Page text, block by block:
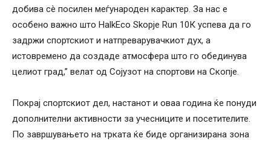
добива сè посилен меѓународен карактер. За нас е
особено важно што HalkEco Skopje Run 10К успева да го
задржи спортскиот и натпреварувачкиот дух, а
истовремено да создаде атмосфера што го обединува
целиот град,” велат од Сојузот на спортови на Скопје.
Покрај спортскиот дел, настанот и оваа година ќе понуди
дополнителни активности за учесниците и посетителите.
По завршувањето на трката ќе биде организирана зона